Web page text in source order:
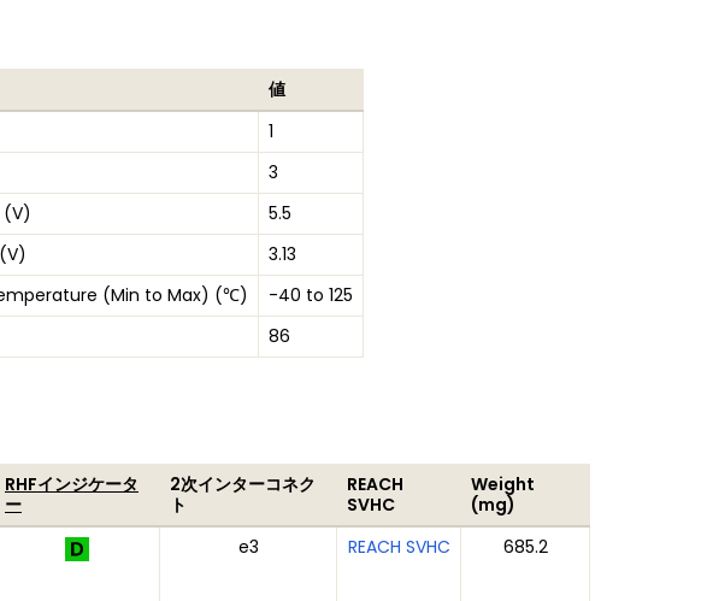
値
1
3
5.5
3.13
(Min to Max) (℃)
-40 to 125
86
RHFインジケータ
ー
2次インターコネク
ト
REACH
SVHC
Weight
(mg)
e3 REACH SVHC 685.2